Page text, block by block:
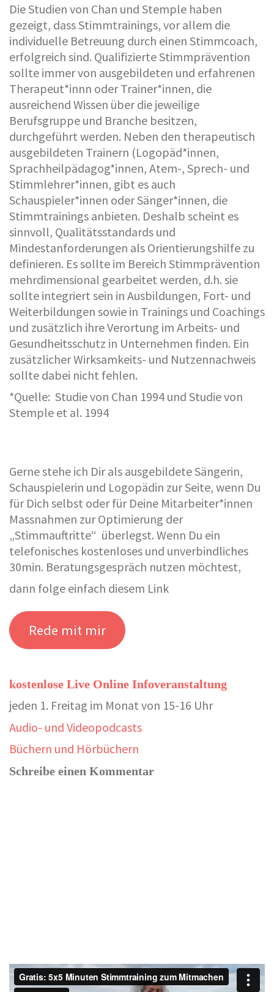
Die Studien von Chan und Stemple haben
gezeigt, dass Stimmtrainings, vor allem die
individuelle Betreuung durch einen Stimmcoach,
erfolgreich sind. Qualifizierte Stimmprävention
sollte immer von ausgebildeten und erfahrenen
Therapeut*innn oder Trainer*innen, die
ausreichend Wissen über die jeweilige
Berufsgruppe und Branche besitzen,
durchgeführt werden. Neben den therapeutisch
ausgebildeten Trainern (Logopäd*innen,
Sprachheilpädagog*innen, Atem-, Sprech- und
Stimmlehrer*innen, gibt es auch
Schauspieler*innen oder Sänger*innen, die
Stimmtrainings anbieten. Deshalb scheint es
sinnvoll, Qualitätsstandards und
Mindestanforderungen als Orientierungshilfe zu
definieren. Es sollte im Bereich Stimmprävention
mehrdimensional gearbeitet werden, d.h. sie
sollte integriert sein in Ausbildungen, Fort- und
Weiterbildungen sowie in Trainings und Coachings
und zusätzlich ihre Verortung im Arbeits- und
Gesundheitsschutz in Unternehmen finden. Ein
zusätzlicher Wirksamkeits- und Nutzennachweis
sollte dabei nicht fehlen.
*Quelle: Studie von Chan 1994 und Studie von
Stemple et al. 1994
Gerne stehe ich Dir als ausgebildete Sängerin,
Schauspielerin und Logopädin zur Seite, wenn Du
für Dich selbst oder für Deine Mitarbeiter*innen
Massnahmen zur Optimierung der
„Stimmauftritte“ überlegst. Wenn Du ein
telefonisches kostenloses und unverbindliches
30min. Beratungsgespräch nutzen möchtest,
dann folge einfach diesem Link
Rede mit mir
kostenlose Live Online Infoveranstaltung
jeden 1. Freitag im Monat von 15-16 Uhr
Audio- und Videopodcasts
Büchern und Hörbüchern
Schreibe einen Kommentar